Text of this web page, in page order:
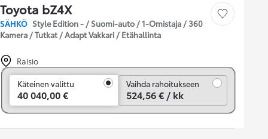
Toyota bZ4X
SÄHKÖ Style Edition - / Suomi-auto / 1-Omistaja / 360
Kamera / Tutkat / Adapt Vakkari / Etähallinta
Tallenna auto
Raisio
Käteinen valittu
40 040,00 €
Vaihda rahoitukseen
524,56 € / kk